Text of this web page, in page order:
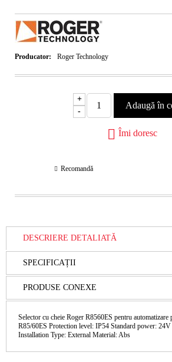
Producator: Roger Technology
+
-
Îmi doresc
Recomandă
DESCRIERE DETALIATĂ
SPECIFICAȚII
PRODUSE CONEXE
Selector cu cheie Roger R8560ES pentru automatizare
R85/60ES Protection level: IP54 Standard power:
Installation Type: External Material: Abs